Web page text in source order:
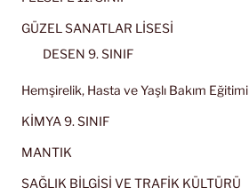
GÜZEL SANATLAR LİSESİ
DESEN 9. SINIF
Hemşirelik, Hasta ve Yaşlı Bakım Eğitimi
KİMYA 9. SINIF
MANTIK
SAĞLIK BİLGİSİ VE TRAFİK KÜLTÜRÜ